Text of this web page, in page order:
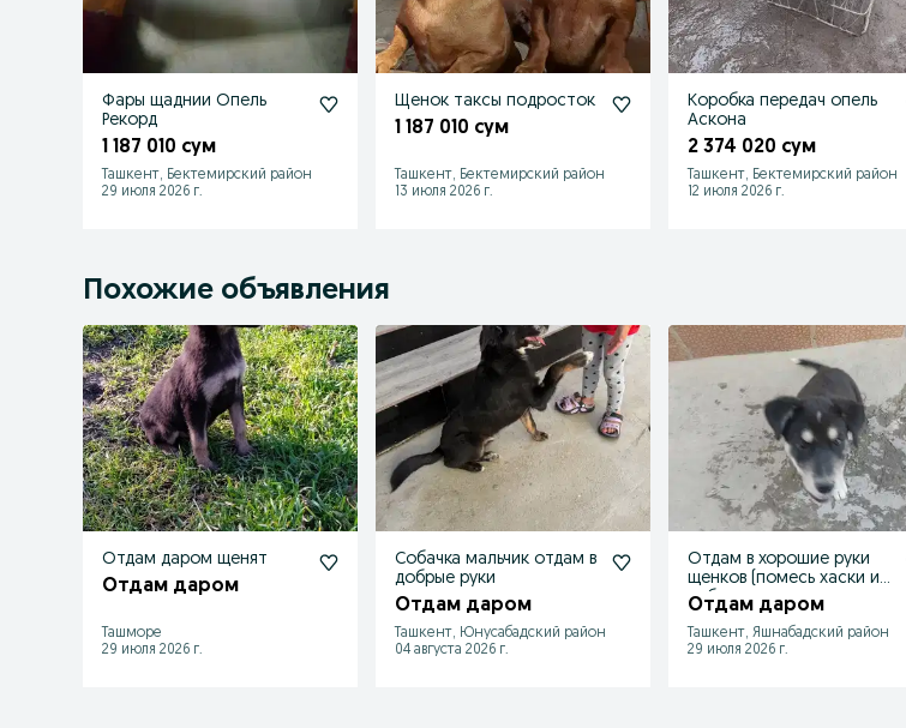
Фары щаднии Опель
Рекорд
1 187 010 сум
Ташкент, Бектемирский район
29 июля 2026 г.
Щенок таксы подросток
1 187 010 сум
Ташкент, Бектемирский район
13 июля 2026 г.
Коробка передач опель
Аскона
2 374 020 сум
Ташкент, Бектемирский район
12 июля 2026 г.
Похожие объявления
Отдам даром щенят
Отдам даром
Ташморе
29 июля 2026 г.
Собачка мальчик отдам в
добрые руки
Отдам даром
Ташкент, Юнусабадский район
04 августа 2026 г.
Отдам в хорошие руки
щенков (помесь хаски и
лабродора
Отдам даром
Ташкент, Яшнабадский район
29 июля 2026 г.